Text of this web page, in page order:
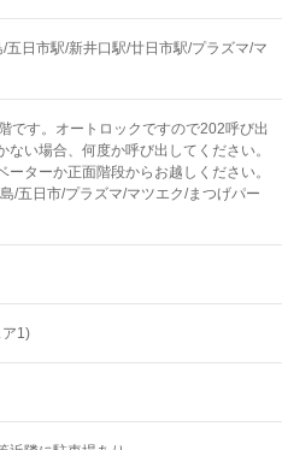
五日市駅/新井口駅/廿日市駅/プラズマ/マ
です。オートロックですので202呼び出
ない場合、何度か呼び出してください。
ーターか正面階段からお越しください。
/五日市/プラズマ/マツエク/まつげパー
1)